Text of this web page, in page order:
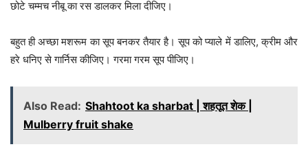
छोटे चम्मच नीबू का रस डालकर मिला दीजिए।
बहुत ही अच्छा मशरूम का सूप बनकर तैयार है। सूप को प्याले में डालिए, क्रीम और
हरे धनिए से गार्निस कीजिए। गरमा गरम सूप पीजिए।
Also Read: Shahtoot ka sharbat | शहतूत शेक |
Mulberry fruit shake